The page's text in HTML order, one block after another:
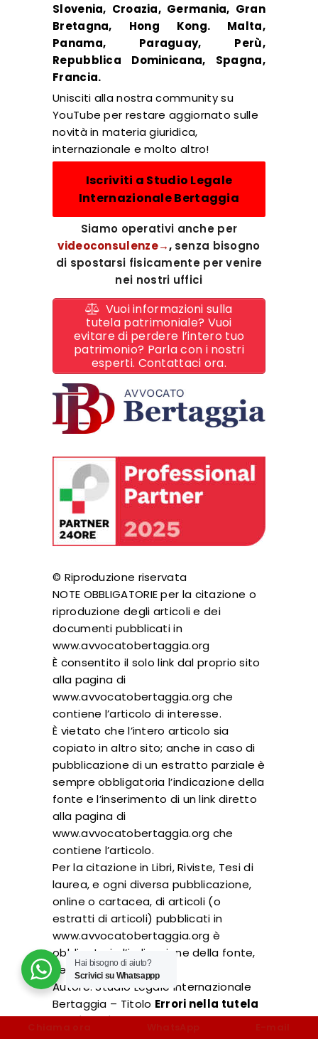
Slovenia, Croazia, Germania, Gran
Bretagna, Hong Kong. Malta,
Panama, Paraguay, Perù,
Repubblica Dominicana, Spagna,
Francia.
Unisciti alla nostra community su
YouTube per restare aggiornato sulle
novità in materia giuridica,
internazionale e molto altro!
Iscriviti a Studio Legale
Internazionale Bertaggia
Siamo operativi anche per
videoconsulenze→, senza bisogno
di spostarsi fisicamente per venire
nei nostri uffici
Vuoi informazioni sulla
tutela patrimoniale? Vuoi
evitare di perdere l’intero tuo
patrimonio? Parla con i nostri
esperti. Contattaci ora.
© Riproduzione riservata
NOTE OBBLIGATORIE per la citazione o
riproduzione degli articoli e dei
documenti pubblicati in
www.avvocatobertaggia.org
È consentito il solo link dal proprio sito
alla pagina di
www.avvocatobertaggia.org che
contiene l’articolo di interesse.
È vietato che l’intero articolo sia
copiato in altro sito; anche in caso di
pubblicazione di un estratto parziale è
sempre obbligatoria l’indicazione della
fonte e l’inserimento di un link diretto
alla pagina di
www.avvocatobertaggia.org che
contiene l’articolo.
Per la citazione in Libri, Riviste, Tesi di
laurea, e ogni diversa pubblicazione,
online o cartacea, di articoli (o
estratti di articoli) pubblicati in
www.avvocatobertaggia.org è
obbligatoria l’indicazione della fonte,
nel modo che segue:
Autore. Studio Legale Internazionale
Bertaggia – Titolo Errori nella tutela
patrimoniale, in
Hai bisogno di aiuto?
Scrivici su Whatsappp